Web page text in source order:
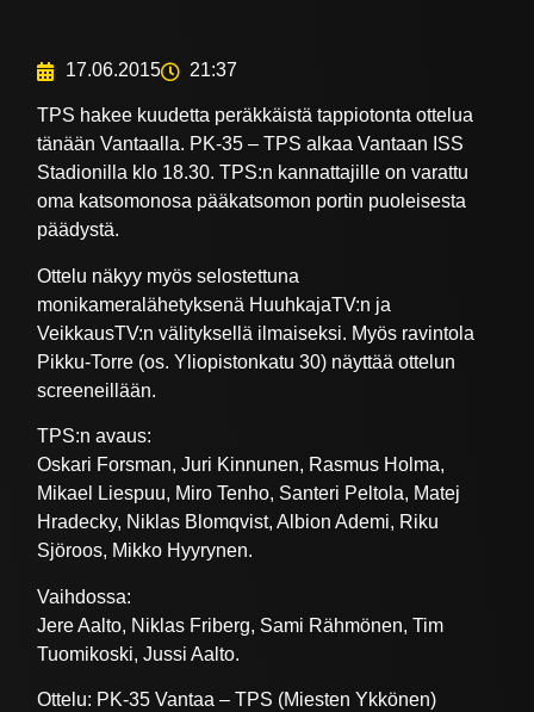
17.06.2015 21:37
TPS hakee kuudetta peräkkäistä tappiotonta ottelua
tänään Vantaalla. PK-35 – TPS alkaa Vantaan ISS
Stadionilla klo 18.30. TPS:n kannattajille on varattu
oma katsomonosa pääkatsomon portin puoleisesta
päädystä.
Ottelu näkyy myös selostettuna
monikameralähetyksenä HuuhkajaTV:n ja
VeikkausTV:n välityksellä ilmaiseksi. Myös ravintola
Pikku-Torre (os. Yliopistonkatu 30) näyttää ottelun
screeneillään.
TPS:n avaus:
Oskari Forsman, Juri Kinnunen, Rasmus Holma,
Mikael Liespuu, Miro Tenho, Santeri Peltola, Matej
Hradecky, Niklas Blomqvist, Albion Ademi, Riku
Sjöroos, Mikko Hyyrynen.
Vaihdossa:
Jere Aalto, Niklas Friberg, Sami Rähmönen, Tim
Tuomikoski, Jussi Aalto.
Ottelu: PK-35 Vantaa – TPS (Miesten Ykkönen)